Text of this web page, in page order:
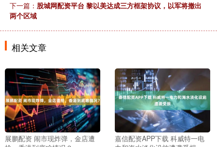
下一篇： 股城网配资平台 黎以美达成三方框架协议，以军将撤出
两个区域
相关文章
展鹏配资 闹市现炸弹，金店遭
嘉信配资APP下载 科威特一电